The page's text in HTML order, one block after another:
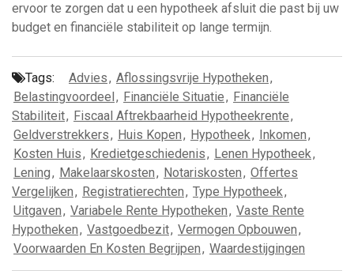
ervoor te zorgen dat u een hypotheek afsluit die past bij uw
budget en financiële stabiliteit op lange termijn.
Tags: Advies, Aflossingsvrije Hypotheken,
Belastingvoordeel, Financiële Situatie, Financiële
Stabiliteit, Fiscaal Aftrekbaarheid Hypotheekrente,
Geldverstrekkers, Huis Kopen, Hypotheek, Inkomen,
Kosten Huis, Kredietgeschiedenis, Lenen Hypotheek,
Lening, Makelaarskosten, Notariskosten, Offertes
Vergelijken, Registratierechten, Type Hypotheek,
Uitgaven, Variabele Rente Hypotheken, Vaste Rente
Hypotheken, Vastgoedbezit, Vermogen Opbouwen,
Voorwaarden En Kosten Begrijpen, Waardestijgingen